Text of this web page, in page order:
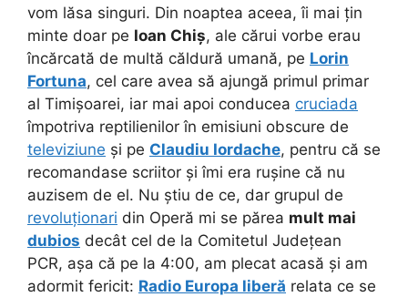
vom lăsa singuri. Din noaptea aceea, îi mai țin
minte doar pe Ioan Chiș, ale cărui vorbe erau
încărcată de multă căldură umană, pe Lorin
Fortuna, cel care avea să ajungă primul primar
al Timișoarei, iar mai apoi conducea cruciada
împotriva reptilienilor în emisiuni obscure de
televiziune și pe Claudiu Iordache, pentru că se
recomandase scriitor și îmi era rușine că nu
auzisem de el. Nu știu de ce, dar grupul de
revoluționari din Operă mi se părea mult mai
dubios decât cel de la Comitetul Județean
PCR, așa că pe la 4:00, am plecat acasă și am
adormit fericit: Radio Europa liberă relata ce se